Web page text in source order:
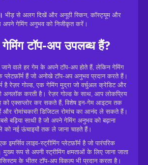
भीड़ से अलग दिखें और अनूठी स्किन, कॉस्ट्यूम और
गेमिंग अनुभव को निजीकृत करें।
टॉप-अप उपलब्ध हैं?
वाले हर गेम के अपने टॉप-अप होते हैं, लेकिन गेमिंग
प्लेटफ़ॉर्म हैं जो अनोखे टॉप-अप अनुभव प्रदान करते हैं।
है रेज़र गोल्ड, एक गेमिंग मुद्रा जो वर्चुअल क्रेडिट और
अनलॉक करती है। रेज़र गोल्ड के साथ, आप लोकप्रिय
को एक्सप्लोर कर सकते हैं, विशेष इन-गेम आइटम तक
और रोमांचकारी डिजिटल रोमांच का आनंद ले सकते हैं।
बढ़िया साथी है जो अपने गेमिंग अनुभव को बढ़ाना
को नई ऊंचाइयों तक ले जाना चाहते हैं।
इमर्सिव लाइव-स्ट्रीमिंग प्लेटफ़ॉर्म है जो पारंपरिक
रूप से अपनी स्ट्रीमिंग क्षमताओं के लिए जाना जाता
के भीतर टॉप-अप विकल्प भी प्रदान करता है।